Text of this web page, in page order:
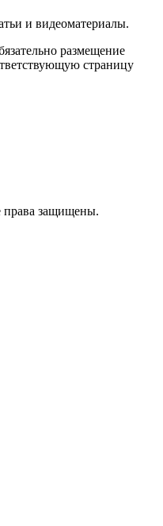
и видеоматериалы.
размещение
страницу
защищены.